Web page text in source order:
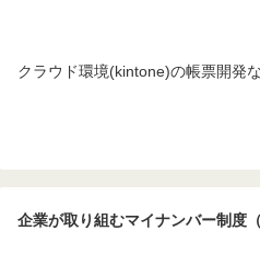
クラウド環境(kintone)の帳票開発
企業が取り組むマイナンバー制度